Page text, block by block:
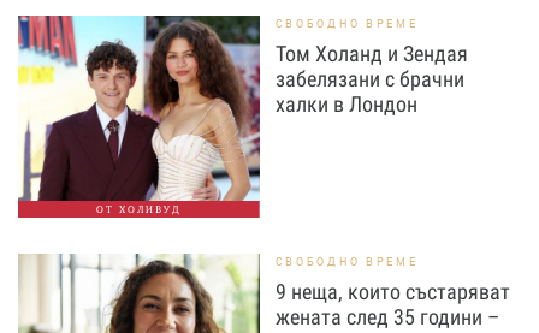
ОТ ХОЛИВУД
СВОБОДНО ВРЕМЕ
Том Холанд и Зендая
забелязани с брачни
халки в Лондон
СВОБОДНО ВРЕМЕ
9 неща, които състаряват
жената след 35 години –